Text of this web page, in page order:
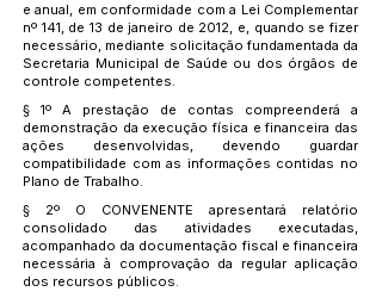
e anual, em conformidade com a Lei Complementar
nº 141, de 13 de janeiro de 2012, e, quando se fizer
necessário, mediante solicitação fundamentada da
Secretaria Municipal de Saúde ou dos órgãos de
controle competentes.
§ 1º A prestação de contas compreenderá a
demonstração da execução física e financeira das
ações desenvolvidas, devendo guardar
compatibilidade com as informações contidas no
Plano de Trabalho.
§ 2º O CONVENENTE apresentará relatório
consolidado das atividades executadas,
acompanhado da documentação fiscal e financeira
necessária à comprovação da regular aplicação
dos recursos públicos.